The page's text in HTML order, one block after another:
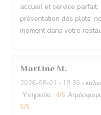
accueil et service
présentation des plats,
moment dans votre
Martine M
2026-08-01 - 19:30 -
Υπηρεσία : 4/5
5/5